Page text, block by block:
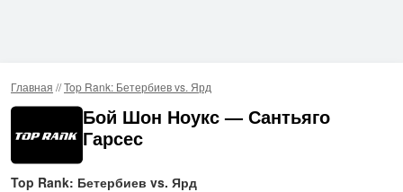
Главная //Top Rank: Бетербиев vs. Ярд
Бой Шон Ноукс — Сантьяго
Гарсес
Top Rank: Бетербиев vs. Ярд